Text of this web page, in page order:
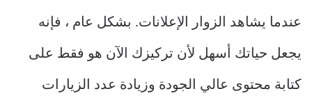
عندما يشاهد الزوار الإعلانات. بشكل عام ، فإنه
يجعل حياتك أسهل لأن تركيزك الآن هو فقط على
كتابة محتوى عالي الجودة وزيادة عدد الزيارات